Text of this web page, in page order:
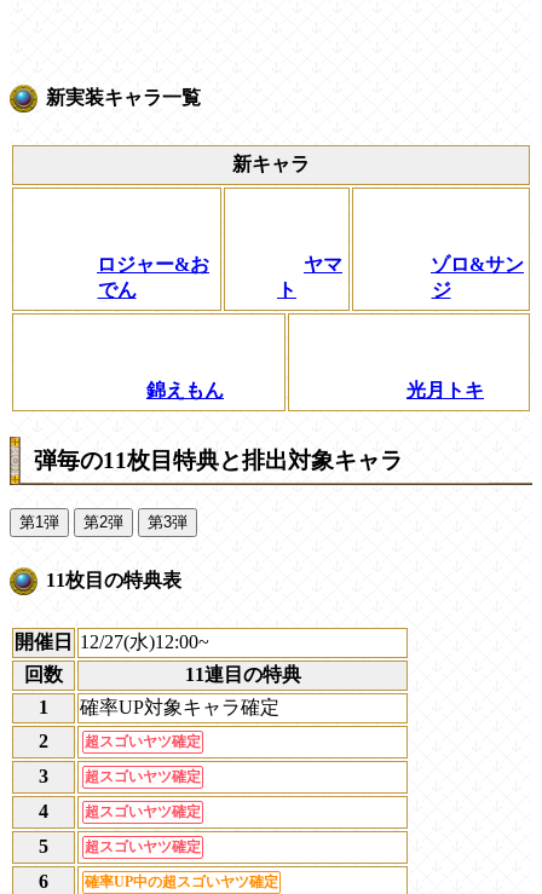
新実装キャラ一覧
新キャラ
ロジャー&お
でん
ヤマ
ト
ゾロ&サン
ジ
錦えもん 光月トキ
弾毎の11枚目特典と排出対象キャラ
第1弾 第2弾 第3弾
11枚目の特典表
開催日
12/27(水)12:00~
回数
11連目の特典
1
確率UP対象キャラ確定
2
超スゴいヤツ確定
3 超スゴいヤツ確定
4 超スゴいヤツ確定
5 超スゴいヤツ確定
6 確率UP中の超スゴいヤツ確定